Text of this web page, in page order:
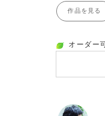
作品を見る
オーダー